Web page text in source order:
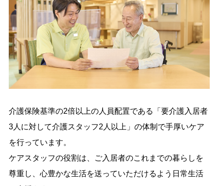
介護保険基準の2倍以上の人員配置である「要介護入居者
3人に対して介護スタッフ2人以上」の体制で手厚いケア
を行っています。
ケアスタッフの役割は、ご入居者のこれまでの暮らしを
尊重し、心豊かな生活を送っていただけるよう日常生活